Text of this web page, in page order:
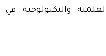
والتكنولوجية في